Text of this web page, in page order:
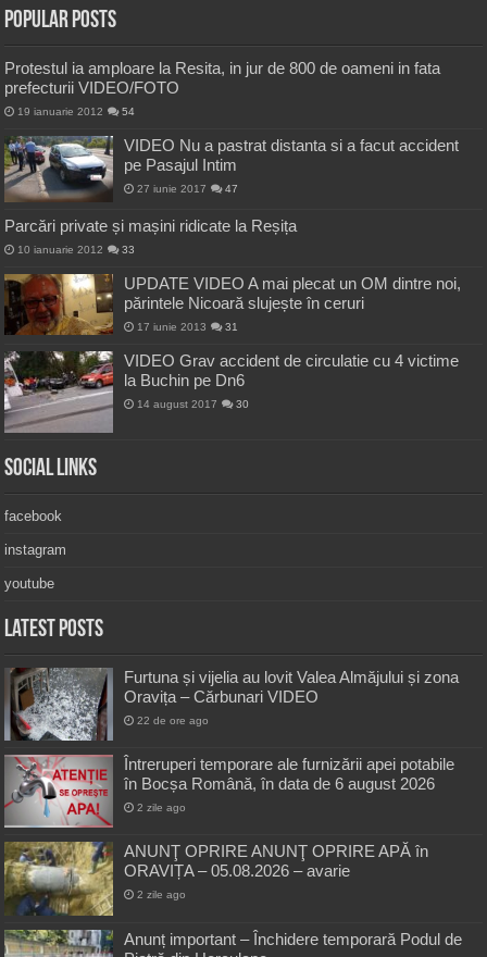
Popular Posts
Protestul ia amploare la Resita, in jur de 800 de oameni in fata
prefecturii VIDEO/FOTO
19 ianuarie 2012 54
VIDEO Nu a pastrat distanta si a facut accident
pe Pasajul Intim
27 iunie 2017 47
Parcări private și mașini ridicate la Reșița
10 ianuarie 2012 33
UPDATE VIDEO A mai plecat un OM dintre noi,
părintele Nicoară slujește în ceruri
17 iunie 2013 31
VIDEO Grav accident de circulatie cu 4 victime
la Buchin pe Dn6
14 august 2017 30
Social Links
facebook
instagram
youtube
Latest Posts
Furtuna și vijelia au lovit Valea Almăjului și zona
Oravița – Cărbunari VIDEO
22 de ore ago
Întreruperi temporare ale furnizării apei potabile
în Bocșa Română, în data de 6 august 2026
2 zile ago
ANUNŢ OPRIRE ANUNŢ OPRIRE APĂ în
ORAVIȚA – 05.08.2026 – avarie
2 zile ago
Anunț important – Închidere temporară Podul de